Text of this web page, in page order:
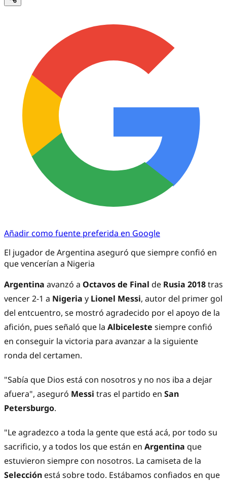
Añadir como fuente preferida en Google
El jugador de Argentina aseguró que siempre confió en
que vencerían a Nigeria
Argentina avanzó a Octavos de Final de Rusia 2018tras
vencer 2-1 a Nigeria y Lionel Messi, autor del primer gol
del entcuentro, se mostró agradecido por el apoyo de la
afición, pues señaló que la Albiceleste siempre confió
en conseguir la victoria para avanzar a la siguiente
ronda del certamen.
"Sabía que Dios está con nosotros y no nos iba a dejar
afuera", aseguró Messi tras el partido en San
Petersburgo.
"Le agradezco a toda la gente que está acá, por todo su
sacrificio, y a todos los que están en Argentina que
estuvieron siempre con nosotros. La camiseta de la
Selección está sobre todo. Estábamos confiados en que